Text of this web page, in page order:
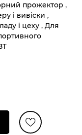
прожектор ,
і вивіски ,
і цеху , Для